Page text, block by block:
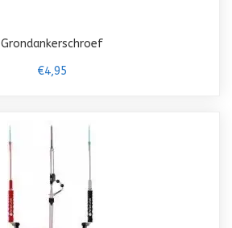
Grondankerschroef
€4,95